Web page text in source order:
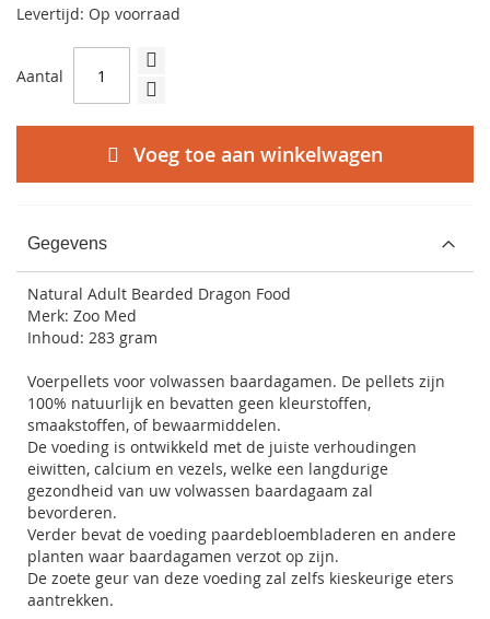
Levertijd: Op voorraad
Aantal
Voeg toe aan winkelwagen
Gegevens
Natural Adult Bearded Dragon Food
Merk: Zoo Med
Inhoud: 283 gram
Voerpellets voor volwassen baardagamen. De pellets zijn
100% natuurlijk en bevatten geen kleurstoffen,
smaakstoffen, of bewaarmiddelen.
De voeding is ontwikkeld met de juiste verhoudingen
eiwitten, calcium en vezels, welke een langdurige
gezondheid van uw volwassen baardagaam zal
bevorderen.
Verder bevat de voeding paardebloembladeren en andere
planten waar baardagamen verzot op zijn.
De zoete geur van deze voeding zal zelfs kieskeurige eters
aantrekken.